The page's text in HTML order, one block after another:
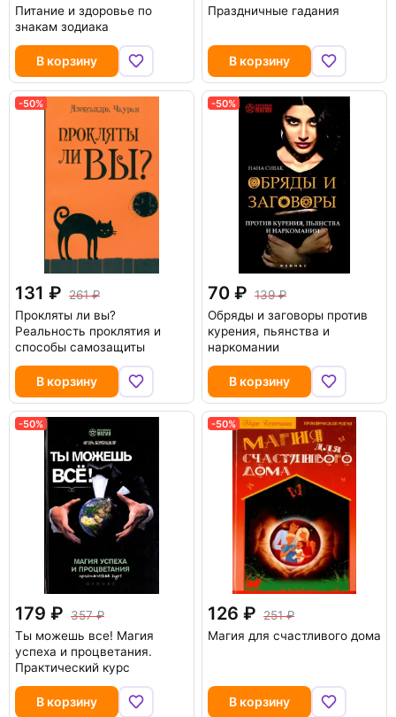
Питание и здоровье по
знакам зодиака
В корзину
Праздничные гадания
В корзину
-50%
131
261
Прокляты ли вы?
Реальность проклятия и
способы самозащиты
В корзину
-50%
70
139
Обряды и заговоры против
курения, пьянства и
наркомании
В корзину
-50%
179
357
Ты можешь все! Магия
успеха и процветания.
Практический курс
В корзину
-50%
126
251
Магия для счастливого дома
В корзину